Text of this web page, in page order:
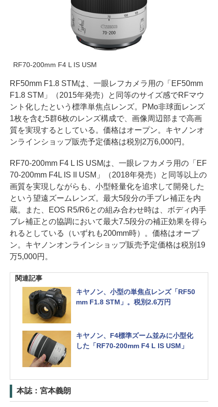
RF70-200mm F4 L IS USM
RF50mm F1.8 STMは、一眼レフカメラ用の「EF50mm
F1.8 STM」（2015年発売）と同等のサイズ感でRFマウ
ント化したという標準単焦点レンズ。PMo非球面レンズ
1枚を含む5群6枚のレンズ構成で、画像周辺部まで高画
質を実現するとしている。価格はオープン。キヤノンオ
ンラインショップ販売予定価格は税別2万6,000円。
RF70-200mm F4 L IS USMは、一眼レフカメラ用の「EF
70-200mm F4L IS II USM」（2018年発売）と同等以上の
画質を実現しながらも、小型軽量化を追求して開発した
という望遠ズームレンズ。最大5段分の手ブレ補正を内
蔵。また、EOS R5/R6との組み合わせ時は、ボディ内手
ブレ補正との協調において最大7.5段分の補正効果を得ら
れるとしている（いずれも200mm時）。価格はオープ
ン。キヤノンオンラインショップ販売予定価格は税別19
万5,000円。
関連記事
キヤノン、小型の単焦点レンズ「RF50
mm F1.8 STM」。税別2.6万円
キヤノン、F4標準ズーム並みに小型化
した「RF70-200mm F4 L IS USM」
本誌：宮本義朗